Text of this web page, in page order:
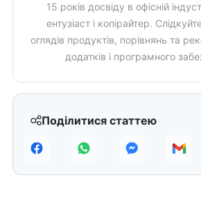
Поділитися статтею
15 років досвіду в офісній
ентузіаст і копірайтер.
оглядів продуктів, порівнянь та
додатків і програмного